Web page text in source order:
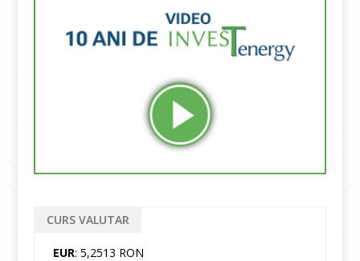
CURS VALUTAR
EUR: 5,2513 RON